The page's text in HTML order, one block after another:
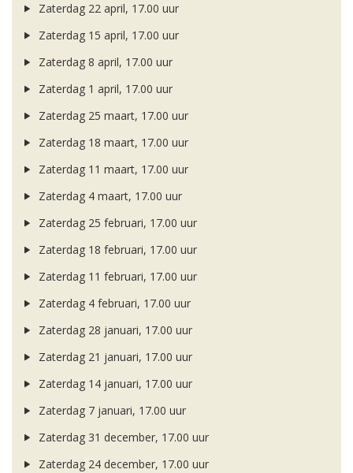
Zaterdag 22 april, 17.00 uur
Zaterdag 15 april, 17.00 uur
Zaterdag 8 april, 17.00 uur
Zaterdag 1 april, 17.00 uur
Zaterdag 25 maart, 17.00 uur
Zaterdag 18 maart, 17.00 uur
Zaterdag 11 maart, 17.00 uur
Zaterdag 4 maart, 17.00 uur
Zaterdag 25 februari, 17.00 uur
Zaterdag 18 februari, 17.00 uur
Zaterdag 11 februari, 17.00 uur
Zaterdag 4 februari, 17.00 uur
Zaterdag 28 januari, 17.00 uur
Zaterdag 21 januari, 17.00 uur
Zaterdag 14 januari, 17.00 uur
Zaterdag 7 januari, 17.00 uur
Zaterdag 31 december, 17.00 uur
Zaterdag 24 december, 17.00 uur